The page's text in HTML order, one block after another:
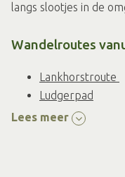
langs slootjes in de
Wandelroutes
Lankhorstroute
Ludgerpad
Wandelkaart en
Lees meer